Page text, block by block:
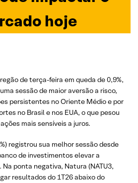
hoje
de terça-feira em queda de 0,9%,
sessão de maior aversão a risco,
persistentes no Oriente Médio e por
no Brasil e nos EUA, o que pesou
mais sensíveis a juros.
registrou sua melhor sessão desde
de investimentos elevar a
ponta negativa, Natura (NATU3,
resultados do 1T26 abaixo do